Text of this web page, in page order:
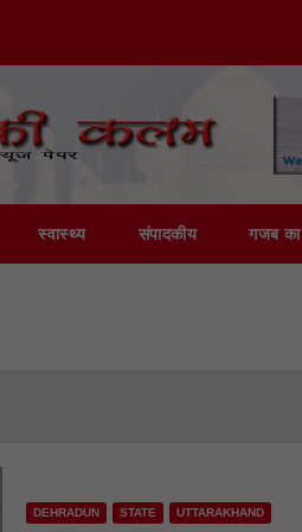
स्वास्थ्य संपादकीय गजब का
DEHRADUN STATE UTTARAKHAND